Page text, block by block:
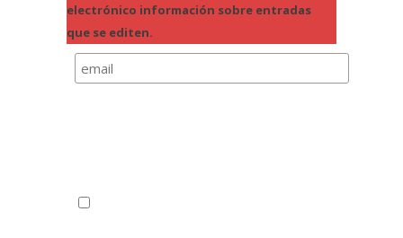
electrónico información sobre entradas
que se editen.